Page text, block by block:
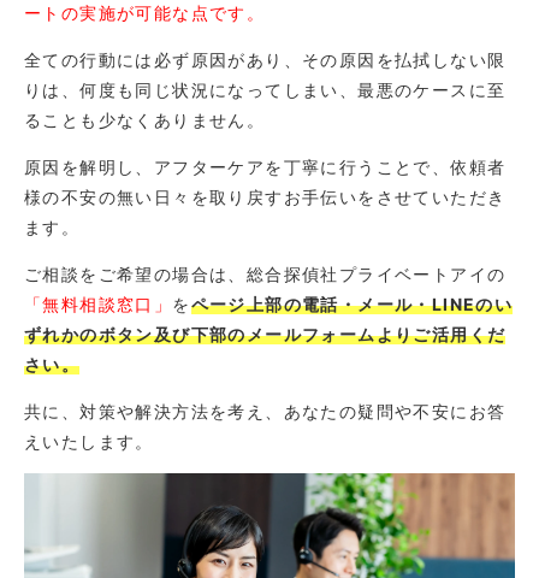
ートの実施が可能な点です。
全ての行動には必ず原因があり、その原因を払拭しない限
りは、何度も同じ状況になってしまい、最悪のケースに至
ることも少なくありません。
原因を解明し、アフターケアを丁寧に行うことで、依頼者
様の不安の無い日々を取り戻すお手伝いをさせていただき
ます。
ご相談をご希望の場合は、総合探偵社プライベートアイの
「無料相談窓口」 をページ上部の電話・メール・LINEのい
ずれかのボタン及び下部のメールフォームよりご活用くだ
さい。
共に、対策や解決方法を考え、あなたの疑問や不安にお答
えいたします。